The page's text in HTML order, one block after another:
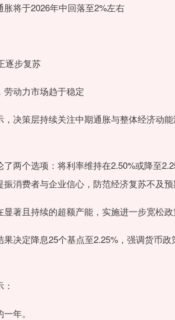
将于2026年中回落至2%左右
步复苏
动力市场趋于稳定
策层持续关注中期通胀与整体经济动能
个选项：将利率维持在2.50%或降至
消费者与企业信心，防范经济复苏不及预
且持续的超额产能，实施进一步宽松政
定降息25个基点至2.25%，强调货币政
年。